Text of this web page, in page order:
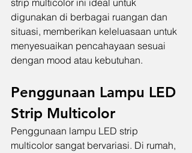
strip multicolor ini ideal untuk
digunakan di berbagai ruangan dan
situasi, memberikan keleluasaan untuk
menyesuaikan pencahayaan sesuai
dengan mood atau kebutuhan.
Penggunaan Lampu LED
Strip Multicolor
Penggunaan lampu LED strip
multicolor sangat bervariasi. Di rumah,